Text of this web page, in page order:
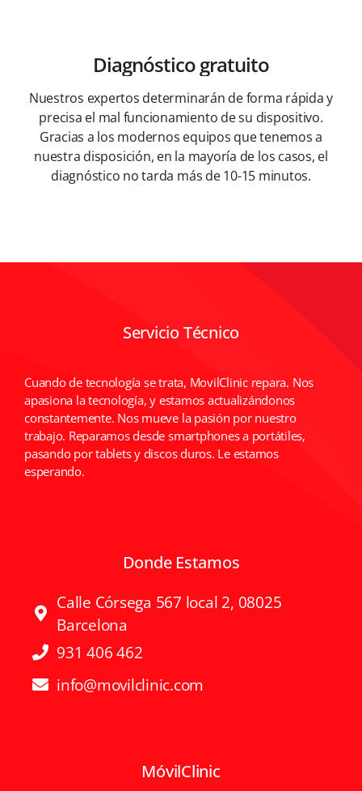
Diagnóstico gratuito
Nuestros expertos determinarán de forma rápida y
precisa el mal funcionamiento de su dispositivo.
Gracias a los modernos equipos que tenemos a
nuestra disposición, en la mayoría de los casos, el
diagnóstico no tarda más de 10-15 minutos.
Servicio Técnico
Cuando de tecnología se trata, MovilClinic repara. Nos
apasiona la tecnología, y estamos actualizándonos
constantemente. Nos mueve la pasión por nuestro
trabajo. Reparamos desde smartphones a portátiles,
pasando por tablets y discos duros. Le estamos
esperando.
Donde Estamos
Calle Córsega 567 local 2, 08025
Barcelona
931 406 462
info@movilclinic.com
MóvilClinic